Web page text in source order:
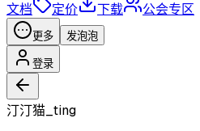
文档
定价 下载 公会专区
更多 发泡泡
登录
汀汀猫_ting